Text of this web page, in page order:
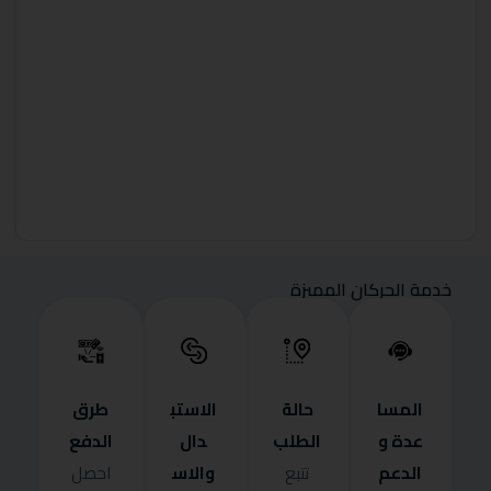
خدمة الحركان المميزة
المسا
عدة و
الدعم
حالة
الطلب
تتبع
الاستب
دال
والاس
طرق
الدفع
احصل